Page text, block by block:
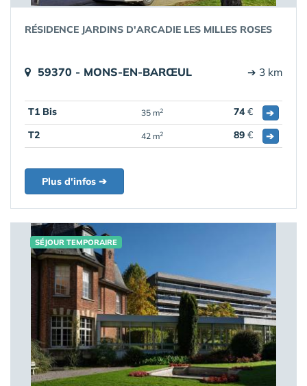
RÉSIDENCE JARDINS D'ARCADIE LES MILLES ROSES
59370 - MONS-EN-BARŒUL ➔ 3 km
T1 Bis 35 m2 74€
➔
T2
42 m2 89 € ➔
Plus d'infos ➔
SÉJOUR TEMPORAIRE